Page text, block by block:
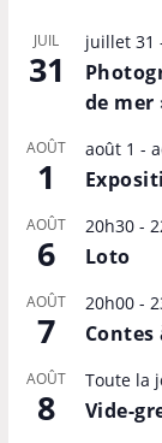
JUIL
31
juillet 31
de mer
AOÛT
1
août 1 -
AOÛT
6
20h30-
Loto
AOÛT
7
20h00-
AOÛT
8
Toute la
Vide-